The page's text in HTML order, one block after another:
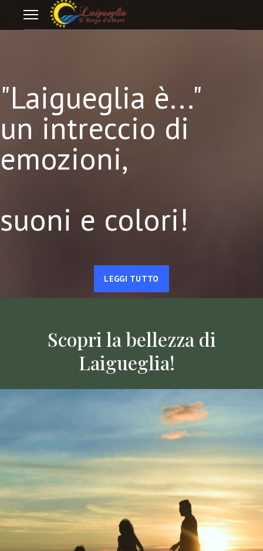
"Laigueglia è..."
un intreccio di
emozioni,
suoni e colori!
LEGGI TUTTO
Scopri la bellezza di
Laigueglia!